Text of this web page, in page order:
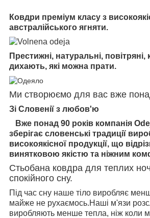
Ковдри преміум класу з
австралійського ягняти.
Престижні, натуральні,
дихають, які можна прати.
Ми створюємо для вас вже
Зі Словенії з любов'ю
Вже понад 90 років компанія
зберігає словенські традиції
високоякісної продукції, що
винятковою якістю та ніжним
Стьобана ковдра для теплих
спокійного сну.
Під час сну наше тіло виробляє
майже не рухаємось.Наші м'язи
виробляють менше тепла, ніж коли